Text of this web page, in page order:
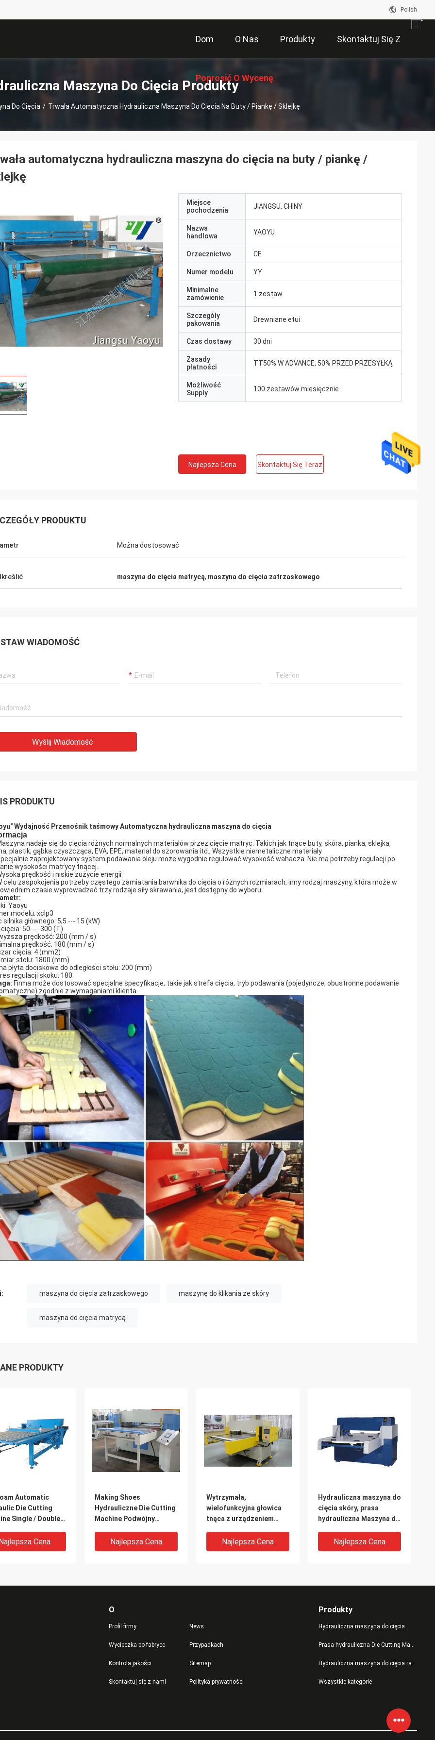
Polish
Dom O Nas Produkty Skontaktuj Się Z
Poprosić O Wycenę
Maszyna Do Cięcia Produkty
Do Cięcia / Trwała Automatyczna Hydrauliczna Maszyna Do Cięcia Na Buty / Piankę / Sklejkę
automatyczna hydrauliczna maszyna do cięcia na buty / piankę /
Miejsce
pochodzenia
JIANGSU, CHINY
Nazwa
handlowa
YAOYU
Orzecznictwo CE
Numer modelu YY
Minimalne
zamówienie
1 zestaw
Szczegóły
pakowania
Drewniane etui
Czas dostawy 30 dni
Zasady
płatności
TT50% W ADVANCE, 50% PRZED PRZESYŁKĄ
Możliwość
Supply
100 zestawów miesięcznie
Najlepsza Cena Skontaktuj Się Teraz
PRODUKTU
Można dostosować
maszyna do cięcia matrycą, maszyna do cięcia zatrzaskowego
WIADOMOŚĆ
Wyślij Wiadomość
PRODUKTU
Wydajność Przenośnik taśmowy Automatyczna hydrauliczna maszyna do cięcia
nadaje się do cięcia różnych normalnych materiałów przez cięcie matryc. Takich jak tnące buty, skóra, pianka, sklejka,
plastik, gąbka czyszcząca, EVA, EPE, materiał do szorowania itd., Wszystkie niemetaliczne materiały.
zaprojektowany system podawania oleju może wygodnie regulować wysokość wahacza. Nie ma potrzeby regulacji po
wysokości matrycy tnącej.
prędkość i niskie zużycie energii.
celu zaspokojenia potrzeby częstego zamiatania barwnika do cięcia o różnych rozmiarach, inny rodzaj maszyny, która może w
czasie wyprowadzać trzy rodzaje siły skrawania, jest dostępny do wyboru.
Yaoyu
modelu: xclp3
silnika głównego: 5,5 --- 15 (kW)
cięcia: 50 --- 300 (T)
prędkość: 200 (mm / s)
prędkość: 180 (mm / s)
cięcia: 4 (mm2)
stołu: 1800 (mm)
płyta dociskowa do odległości stołu: 200 (mm)
regulacji skoku: 180
Firma może dostosować specjalne specyfikacje, takie jak strefa cięcia, tryb podawania (pojedyncze, obustronne podawanie
zgodnie z wymaganiami klienta.
maszyna do cięcia zatrzaskowego maszynę do klikania ze skóry
maszyna do cięcia matrycą
PRODUKTY
Automatic
Die Cutting
Single / Double
Cena
Making Shoes
Hydrauliczne Die Cutting
Machine Podwójny
Korbowód
Najlepsza Cena
Wytrzymała,
wielofunkcyjna głowica
tnąca z urządzeniem
Najlepsza Cena
Hydrauliczna maszyna do
cięcia skóry, prasa
hydrauliczna Maszyna do
podawania
Najlepsza Cena
Maseczka do twarzy
Przenośnik taśmowy
Trwała automatyczna
O
Profil firmy
Wycieczka po fabryce
Kontrola jakości
Skontaktuj się z nami
News
Przypadkach
Sitemap
Polityka prywatności
Produkty
Hydrauliczna maszyna do cięcia
Prasa hydrauliczna Die Cutting Machine
Hydrauliczna maszyna do cięcia ramion wahadłowych
Wszystkie kategorie